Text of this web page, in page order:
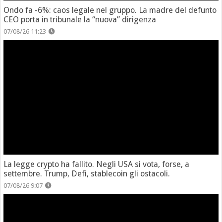
Ondo fa -6%: caos legale nel gruppo. La madre del defunto
CEO porta in tribunale la “nuova” dirigenza
07/08/26 11:23
La legge crypto ha fallito. Negli USA si vota, forse, a
settembre. Trump, Defi, stablecoin gli ostacoli.
07/08/26 9:07